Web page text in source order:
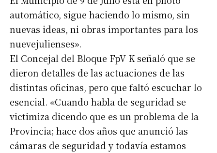
automático, sigue haciendo lo mismo, sin
nuevas ideas, ni obras importantes para los
nuevejulienses».
El Concejal del Bloque FpV K señaló que se
dieron detalles de las actuaciones de las
distintas oficinas, pero que faltó escuchar lo
esencial. «Cuando habla de seguridad se
victimiza dicendo que es un problema de la
Provincia; hace dos años que anunció las
cámaras de seguridad y todavía estamos